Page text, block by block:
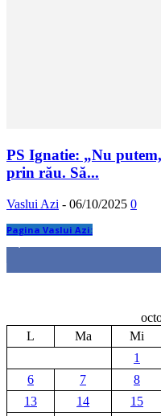
PS Ignatie: „Nu
prin rău. Să...
Vaslui Azi - 06/10/2025 0
Pagina Vaslui Azi:
L
Ma Mi
1
6
7 8
13
14 15